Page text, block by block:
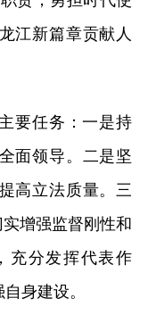
江新篇章贡献人
要任务：一是持
面领导。二是坚
高立法质量。三
增强监督刚性和
充分发挥代表作
身建设。